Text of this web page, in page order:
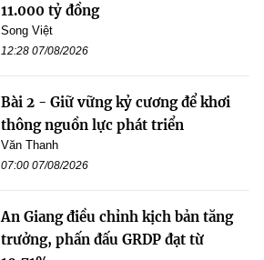
11.000 tỷ đồng
Song Việt
12:28 07/08/2026
Bài 2 - Giữ vững kỷ cương để khơi
thông nguồn lực phát triển
Văn Thanh
07:00 07/08/2026
An Giang điều chỉnh kịch bản tăng
trưởng, phấn đấu GRDP đạt từ